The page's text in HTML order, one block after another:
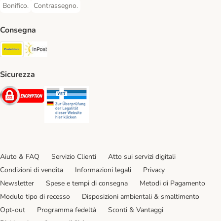
Bonifico.
Bonifico. Payment Method
Contrassegno.
Contrassegno. Payment Method
Consegna
Poste Italiane. Shipping Method
Sicurezza
Security
Aiuto & FAQ Servizio Clienti
Atto sui servizi digitali
Condizioni di vendita
Informazioni legali
Privacy
Newsletter
Spese e tempi di consegna
Metodi di Pagamento
Modulo tipo di recesso
Disposizioni ambientali & smaltimento
Opt-out
Programma fedeltà
Sconti & Vantaggi